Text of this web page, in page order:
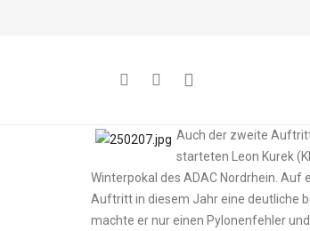
Auch der zweite
starteten Leon Kurek
Winterpokal des ADAC Nordrhein.
Auftritt in diesem Jahr eine deutliche
machte er nur einen Pylonenfehler